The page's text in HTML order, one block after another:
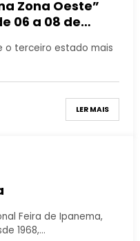
Zona Oeste”
06 a 08 de
o terceiro estado mais
LER MAIS
Feira de Ipanema,
1968,…